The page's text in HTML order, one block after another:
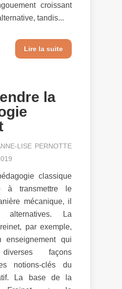
croissant
tandis...
Lire la suite
la
LISE PERNOTTE
classique
à transmettre le
mécanique, il
alternatives. La
par exemple,
enseignement qui
façons
notions-clés du
La base de la